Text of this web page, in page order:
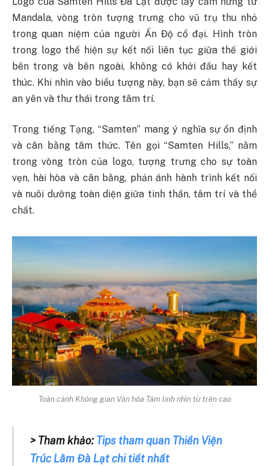
Mandala, vòng tròn tượng trưng cho vũ trụ thu nhỏ
trong quan niệm của người Ấn Độ cổ đại. Hình tròn
trong logo thể hiện sự kết nối liên tục giữa thế giới
bên trong và bên ngoài, không có khởi đầu hay kết
thúc. Khi nhìn vào biểu tượng này, bạn sẽ cảm thấy sự
an yên và thư thái trong tâm trí.
Trong tiếng Tạng, “Samten” mang ý nghĩa sự ổn định
và cân bằng tâm thức. Tên gọi “Samten Hills,” nằm
trong vòng tròn của logo, tượng trưng cho sự toàn
vẹn, hài hòa và cân bằng, phản ánh hành trình kết nối
và nuôi dưỡng toàn diện giữa tinh thần, tâm trí và thể
chất.
Toàn cảnh Không gian Văn hóa Tâm linh nhìn từ trên cao
> Tham khảo:Tips tham quan Thiền Viện
Trúc Lâm Đà Lạt chi tiết nhất